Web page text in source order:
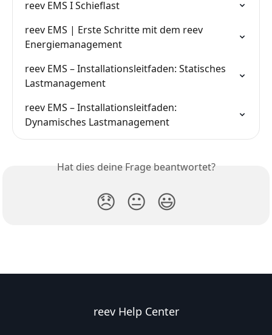
reev EMS I Schieflast
reev EMS | Erste Schritte mit dem reev
Energiemanagement
reev EMS – Installationsleitfaden: Statisches
Lastmanagement
reev EMS – Installationsleitfaden:
Dynamisches Lastmanagement
Hat dies deine Frage beantwortet?
😞 😐 😃
reev Help Center